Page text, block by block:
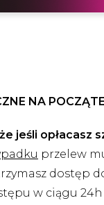
NA
jeśli
przelew
dostęp
w ciągu